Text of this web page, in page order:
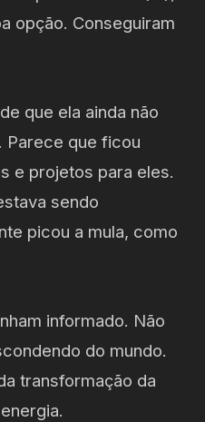
opção. Conseguiram
que ela ainda não
Parece que ficou
e projetos para eles.
sendo
picou a mula, como
informado. Não
do mundo.
transformação da